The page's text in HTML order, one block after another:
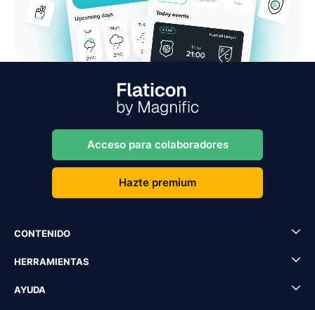
Acceso para colaboradores
Hazte premium
CONTENIDO
HERRAMIENTAS
AYUDA